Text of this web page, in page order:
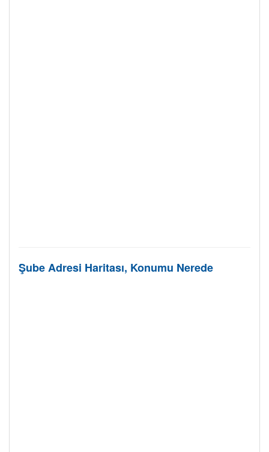
Şube Adresi Haritası, Konumu Nerede